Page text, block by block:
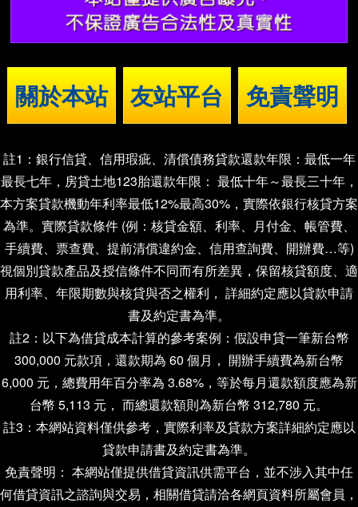
關於本站 友站平台 免責聲明
註1：銀行信貸、信用瑕疵、清償債務貸款還款年限：最低一年
最長七年，房貸土地123胎還款年限： 最低十年～最長三十年，
本方案貸款機動年利率最低12%最高30%，實際依銀行核貸方案
為準。實際貸款條件 (例：核貸金額、利率、月付金、帳管費、
手續費、票查費、提前清償違約金、信用查詢費、開辦費…等)
視個別貸款產品及授信條件不同而有所差異，保留核貸額度、適
用利率、年限期數與核貸與否之權利， 詳細約定應以貸款申請
書及約定書為準。
註2：以下為借貸成本計算的參考案例：假設申貸一筆新台幣
300,000 元款項，還款期為 60 個月， 開辦手續費為新台幣
6,000 元，總費用年百分率為 3.68%，等於每月還款額度應為新
台幣 5,113 元， 而總還款額則為新台幣 312,780 元。
註3：本網站資料僅供參考，實際利率及貸款方案詳細約定應以
貸款申請書及約定書為準。
免責聲明： 本網站僅提供借貸資訊供需平台，並不涉入其中任
何借貸資訊之諮詢與交易，相關借貸請洽各網頁資料所屬會員，